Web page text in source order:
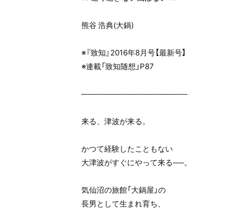
熊谷 浩典(大鍋)
※『致知』2016年8月号【最新号】
※連載「致知随想」P87
───────────────────
来る、津波が来る。
かつて経験したこともない
大津波がすぐにやって来る──。
気仙沼の旅館「大鍋屋」の
長男として生まれ育ち、